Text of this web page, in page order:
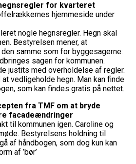
for kvarteret
hjemmeside under
nogle hegnsregler. Hegn skal
Bestyrelsen mener, at
samme som for byggesagerne:
sagen for kommunen.
justits med overholdelse af regler.
vedligeholde hegn. Man kan finde
som kan findes gratis på nettet.
fra TMF om at bryde
facadeændringer
til kommunen igen. Caroline og
Bestyrelsens holdning til
af håndbogen, som dog kun kan
af ’bør’